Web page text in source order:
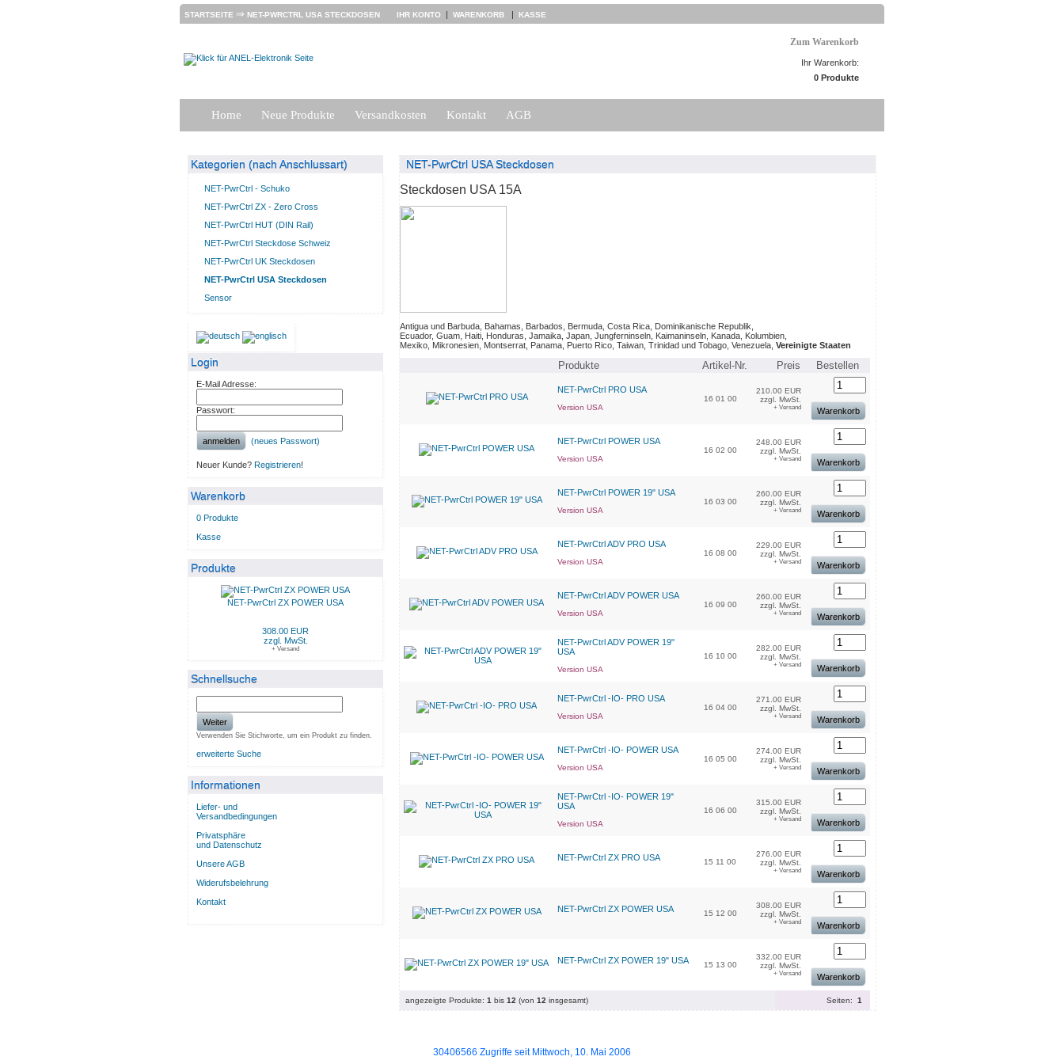
STARTSEITE ⇒ NET-PWRCTRL USA STECKDOSEN IHR KONTO | WARENKORB | KASSE
Zum Warenkorb
Ihr Warenkorb:
0 Produkte
Home Neue Produkte Versandkosten Kontakt AGB
Kategorien (nach Anschlussart)
NET-PwrCtrl - Schuko
NET-PwrCtrl ZX - Zero Cross
NET-PwrCtrl HUT (DIN Rail)
NET-PwrCtrl Steckdose Schweiz
NET-PwrCtrl UK Steckdosen
NET-PwrCtrl USA Steckdosen
Sensor
Login
E-Mail Adresse:
Passwort:
anmelden (neues Passwort)
Neuer Kunde? Registrieren!
Warenkorb
0 Produkte
Kasse
Produkte
NET-PwrCtrl ZX POWER USA
308.00 EUR
zzgl. MwSt.
+ Versand
Schnellsuche
Weiter
Verwenden Sie Stichworte, um ein Produkt zu finden.
erweiterte Suche
Informationen
Liefer- und
Versandbedingungen
Privatsphäre
und Datenschutz
Unsere AGB
Widerufsbelehrung
Kontakt
NET-PwrCtrl USA Steckdosen
Steckdosen USA 15A
Antigua und Barbuda, Bahamas, Barbados, Bermuda, Costa Rica, Dominikanische Republik,
Ecuador, Guam, Haiti, Honduras, Jamaika, Japan, Jungferninseln, Kaimaninseln, Kanada, Kolumbien,
Mexiko, Mikronesien, Montserrat, Panama, Puerto Rico, Taiwan, Trinidad und Tobago, Venezuela, Vereinigte Staaten
Produkte Artikel-Nr. Preis Bestellen
NET-PwrCtrl PRO USA
Version USA
16 01 00
210.00 EUR
zzgl. MwSt.
+ Versand Warenkorb
NET-PwrCtrl POWER USA
Version USA
16 02 00
248.00 EUR
zzgl. MwSt.
+ Versand Warenkorb
NET-PwrCtrl POWER 19" USA
Version USA
16 03 00
260.00 EUR
zzgl. MwSt.
+ Versand Warenkorb
NET-PwrCtrl ADV PRO USA
Version USA
16 08 00
229.00 EUR
zzgl. MwSt.
+ Versand Warenkorb
NET-PwrCtrl ADV POWER USA
Version USA
16 09 00
260.00 EUR
zzgl. MwSt.
+ Versand Warenkorb
NET-PwrCtrl ADV POWER 19"
USA
Version USA
16 10 00
282.00 EUR
zzgl. MwSt.
+ Versand Warenkorb
NET-PwrCtrl -IO- PRO USA
Version USA
16 04 00
271.00 EUR
zzgl. MwSt.
+ Versand Warenkorb
NET-PwrCtrl -IO- POWER USA
Version USA
16 05 00
274.00 EUR
zzgl. MwSt.
+ Versand Warenkorb
NET-PwrCtrl -IO- POWER 19"
USA
Version USA
16 06 00
315.00 EUR
zzgl. MwSt.
+ Versand Warenkorb
NET-PwrCtrl ZX PRO USA 15 11 00
276.00 EUR
zzgl. MwSt.
+ Versand Warenkorb
NET-PwrCtrl ZX POWER USA 15 12 00
308.00 EUR
zzgl. MwSt.
+ Versand Warenkorb
NET-PwrCtrl ZX POWER 19" USA 15 13 00
332.00 EUR
zzgl. MwSt.
+ Versand Warenkorb
angezeigte Produkte: 1 bis 12 (von 12 insgesamt) Seiten: 1
30406566 Zugriffe seit Mittwoch, 10. Mai 2006